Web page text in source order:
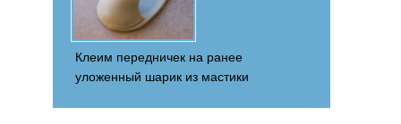
Клеим передничек на ранее
уложенный шарик из мастики